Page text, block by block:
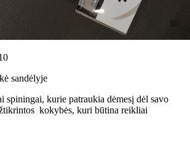
sandėlyje
spiningai, kurie patraukia dėmesį dėl savo
kokybės, kuri būtina reikliai